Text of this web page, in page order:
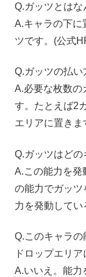
Q.ガッツとはな
A.キャラの下に
ツです。(公式
Q.ガッツの払い
A.必要な枚数の
す。たとえば2
エリアに置きま
Q.ガッツはどの
A.この能力を発
の能力でガッ
力を発動して
Q.このキャラ
ドロップエリ
A.いいえ。能力